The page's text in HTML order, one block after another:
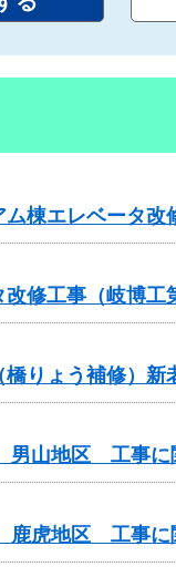
棟エレベータ
修工事（岐博
りょう補修）
山地区 工事に
虎地区 工事に